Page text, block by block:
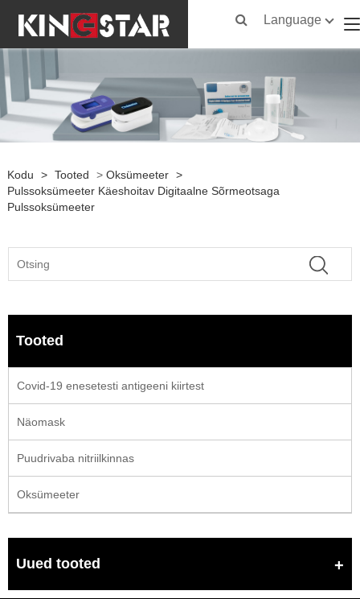
Language
Kodu > Tooted > Oksümeeter >
Pulssoksümeeter Käeshoitav Digitaalne Sõrmeotsaga
Pulssoksümeeter
Tooted
Covid-19 enesetesti antigeeni kiirtest
Näomask
Puudrivaba nitriilkinnas
Oksümeeter
Uued tooted